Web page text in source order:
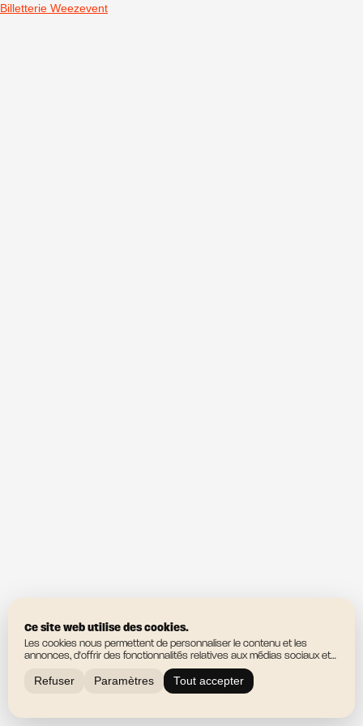
Ce site web utilise des cookies.
Les cookies nous permettent de personnaliser le contenu et les
annonces, d'offrir des fonctionnalités relatives aux médias sociaux et
d'analyser notre trafic. Nous partageons également des informations
sur l'utilisation de notre site avec nos partenaires de médias sociaux,
de publicité et d'analyse, qui peuvent combiner celles-ci avec d'autres
de votre utilisation de leurs services.En savoir plus
Refuser Paramètres Tout accepter
Billetterie Weezevent